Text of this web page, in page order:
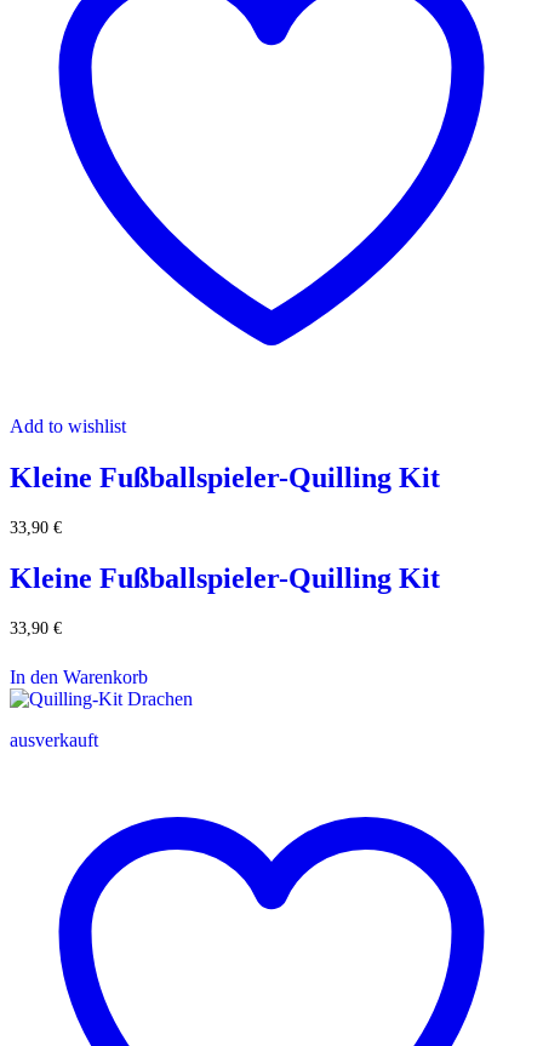
Add to wishlist
Kleine Fußballspieler-Quilling Kit
33,90 €
Kleine Fußballspieler-Quilling Kit
33,90 €
In den Warenkorb
ausverkauft